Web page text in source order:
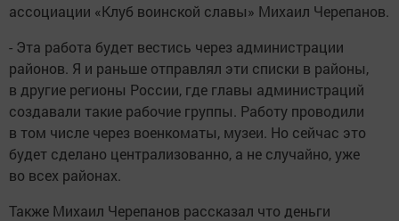
ассоциации «Клуб воинской славы» Михаил Черепанов.
- Эта работа будет вестись через администрации
районов. Я и раньше отправлял эти списки в районы,
в другие регионы России, где главы администраций
создавали такие рабочие группы. Работу проводили
в том числе через военкоматы, музеи. Но сейчас это
будет сделано централизованно, а не случайно, уже
во всех районах.
Также Михаил Черепанов рассказал что деньги